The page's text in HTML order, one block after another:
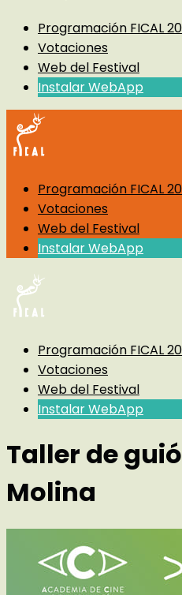
Programación FICAL
Votaciones
Web del Festival
Instalar WebApp
Programación FICAL
Votaciones
Web del Festival
Instalar WebApp
Programación FICAL
Votaciones
Web del Festival
Instalar WebApp
Taller de
Molina